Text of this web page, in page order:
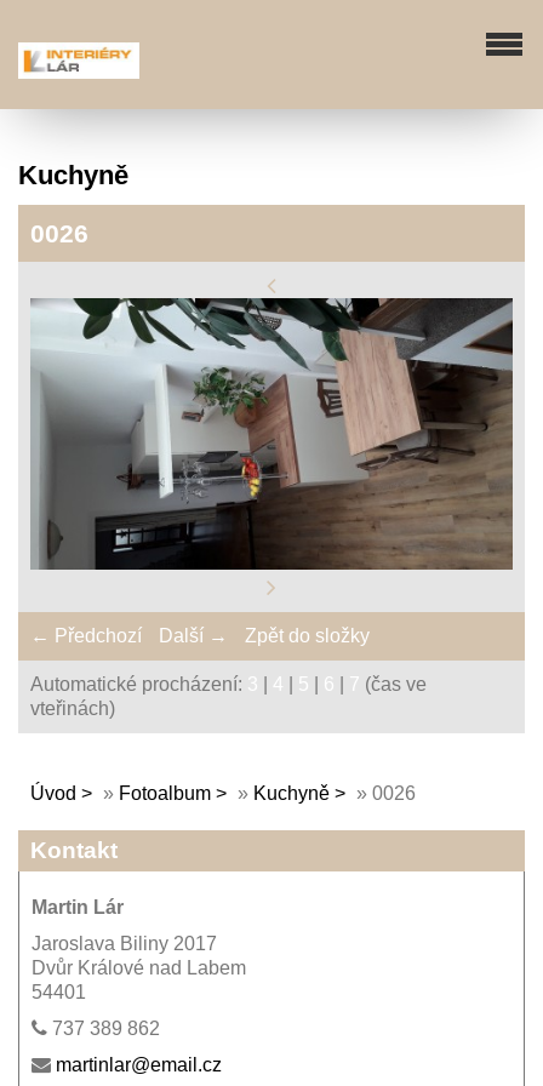
Kuchyně
0026
← Předchozí Další → Zpět do složky
Automatické procházení: 3 4 5 6 7 (čas ve
vteřinách)
Úvod » Fotoalbum » Kuchyně » 0026
Kontakt
Martin Lár
Jaroslava Biliny 2017
Dvůr Králové nad Labem
54401
737 389 862
martinlar@email.cz